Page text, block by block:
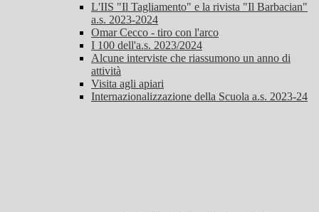
L'IIS "Il Tagliamento" e la rivista "Il Barbacian"
a.s. 2023-2024
Omar Cecco - tiro con l'arco
I 100 dell'a.s. 2023/2024
Alcune interviste che riassumono un anno di
attività
Visita agli apiari
Internazionalizzazione della Scuola a.s. 2023-24